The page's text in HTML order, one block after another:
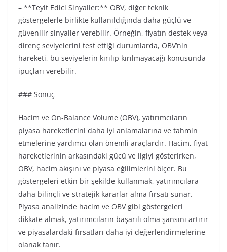
– **Teyit Edici Sinyaller:** OBV, diğer teknik
göstergelerle birlikte kullanıldığında daha güçlü ve
güvenilir sinyaller verebilir. Örneğin, fiyatın destek veya
direnç seviyelerini test ettiği durumlarda, OBV’nin
hareketi, bu seviyelerin kırılıp kırılmayacağı konusunda
ipuçları verebilir.
### Sonuç
Hacim ve On-Balance Volume (OBV), yatırımcıların
piyasa hareketlerini daha iyi anlamalarına ve tahmin
etmelerine yardımcı olan önemli araçlardır. Hacim, fiyat
hareketlerinin arkasındaki gücü ve ilgiyi gösterirken,
OBV, hacim akışını ve piyasa eğilimlerini ölçer. Bu
göstergeleri etkin bir şekilde kullanmak, yatırımcılara
daha bilinçli ve stratejik kararlar alma fırsatı sunar.
Piyasa analizinde hacim ve OBV gibi göstergeleri
dikkate almak, yatırımcıların başarılı olma şansını artırır
ve piyasalardaki fırsatları daha iyi değerlendirmelerine
olanak tanır.